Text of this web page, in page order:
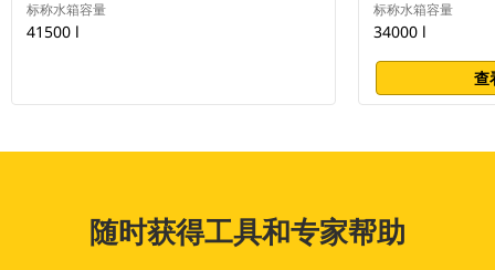
标称水箱容量
41500 l
标称水箱容量
34000 l
查
随时获得工具和专家帮助